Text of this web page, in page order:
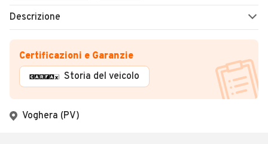
Descrizione
Certificazioni e Garanzie
Storia del veicolo
Voghera (PV)